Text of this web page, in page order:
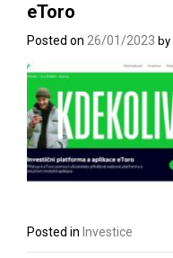
eToro
Posted on 26/01/2023 by
Posted in Investice